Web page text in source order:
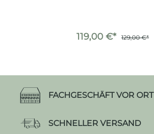
119,00 €* 129,00 €*
FACHGESCHÄFT VOR ORT
SCHNELLER VERSAND